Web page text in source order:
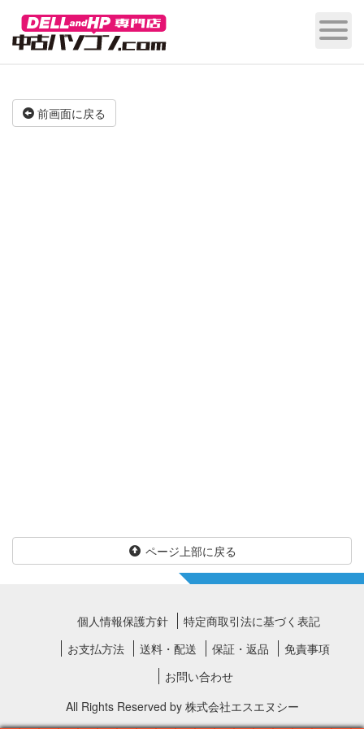
前画面に戻る
ページ上部に戻る
個人情報保護方針
特定商取引法に基づく表記
お支払方法
送料・配送 保証・返品
免責事項
お問い合わせ
All Rights Reserved by 株式会社エスエヌシー